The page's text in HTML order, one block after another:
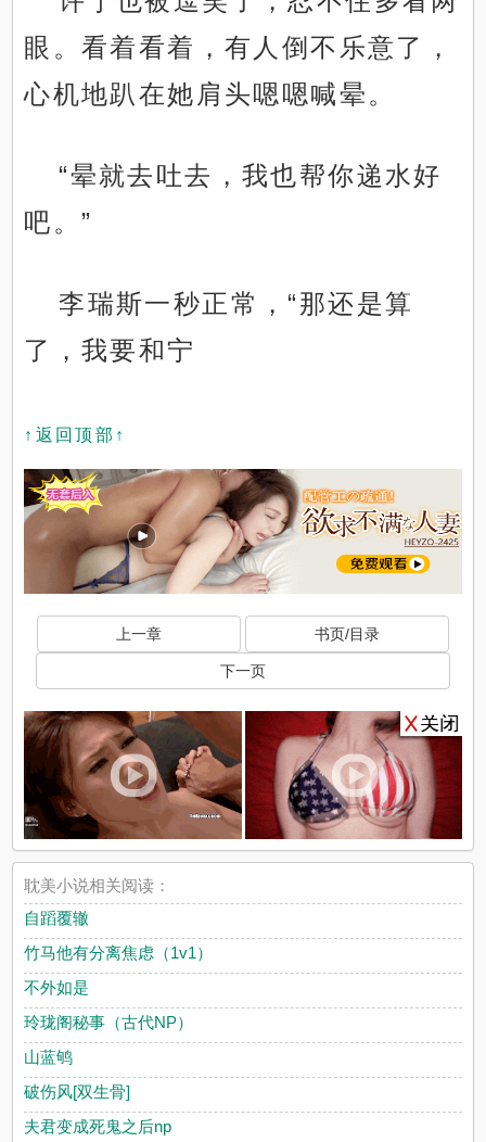
眼。看着看着，有人倒不乐意了，
心机地趴在她肩头嗯嗯喊晕。
“晕就去吐去，我也帮你递水好
吧。”
李瑞斯一秒正常，“那还是算
了，我要和宁
↑返回顶部↑
上一章 书页/目录
下一页
耽美小说相关阅读：
自蹈覆辙
竹马他有分离焦虑（1v1）
不外如是
玲珑阁秘事（古代NP）
山蓝鸲
破伤风[双生骨]
夫君变成死鬼之后np